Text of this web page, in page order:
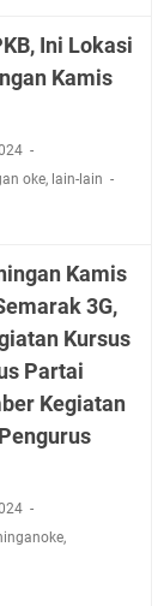
Ini Lokasi
Kamis
oke, lain-lain
Kamis
3G,
Kursus
Partai
Kegiatan
,